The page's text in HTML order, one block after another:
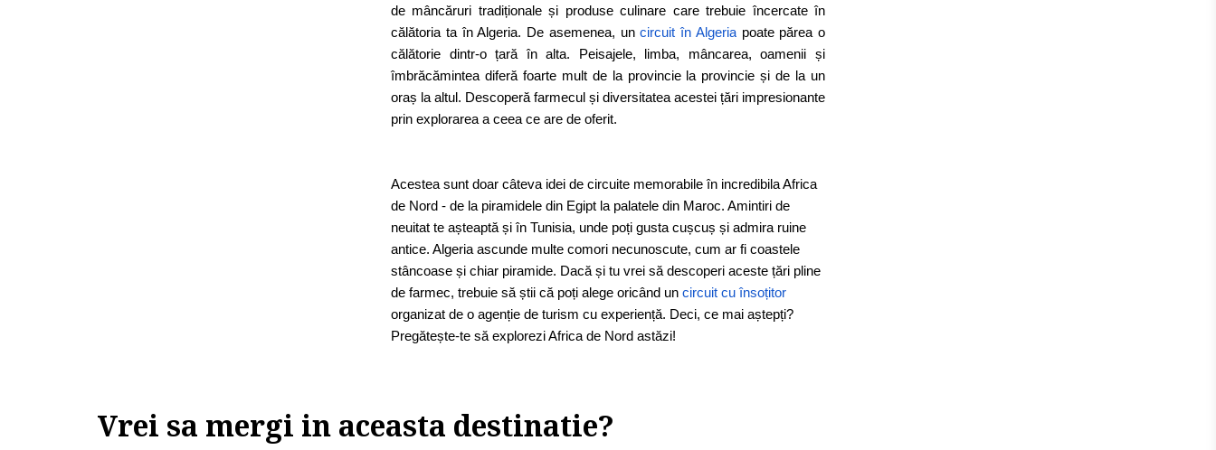
de mâncăruri tradiționale și produse culinare care trebuie încercate în
călătoria ta în Algeria. De asemenea, uncircuit în Algeriapoate părea o
călătorie dintr-o țară în alta. Peisajele, limba, mâncarea, oamenii și
îmbrăcămintea diferă foarte mult de la provincie la provincie și de la un
oraș la altul. Descoperă farmecul și diversitatea acestei țări impresionante
prin explorarea a ceea ce are de oferit.
Acestea sunt doar câteva idei de circuite memorabile în incredibila Africa
de Nord - de la piramidele din Egipt la palatele din Maroc. Amintiri de
neuitat te așteaptă și în Tunisia, unde poți gusta cușcuș și admira ruine
antice. Algeria ascunde multe comori necunoscute, cum ar fi coastele
stâncoase și chiar piramide. Dacă și tu vrei să descoperi aceste țări pline
de farmec, trebuie să știi că poți alege oricând un circuit cu însoțitor
organizat de o agenție de turism cu experiență. Deci, ce mai aștepți?
Pregătește-te să explorezi Africa de Nord astăzi!
Vrei sa mergi in aceasta destinatie?